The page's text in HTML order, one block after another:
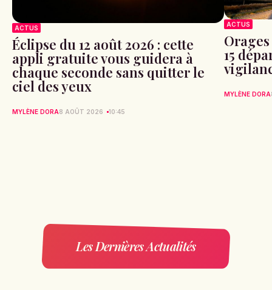
ACTUS
Éclipse du 12 août 2026 : cette
appli gratuite vous guidera à
chaque seconde sans quitter le
ciel des yeux
MYLÈNE DORA8 AOÛT 2026 10:45
ACTUS
15
MYLÈNE DORA
Les Dernières Actualités